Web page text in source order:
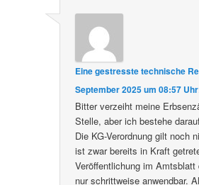
Eine gestresste technische
September 2025 um 08:57 Uhr
Bitter verzeiht meine
Stelle, aber ich bestehe
Die KG-Verordnung gilt noch
ist zwar bereits in Kraft
Veröffentlichung im
nur schrittweise anwendbar.